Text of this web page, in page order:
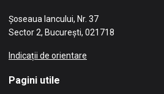
Șoseaua Iancului, Nr. 37
Sector 2, București, 021718
Indicații de orientare
Pagini utile